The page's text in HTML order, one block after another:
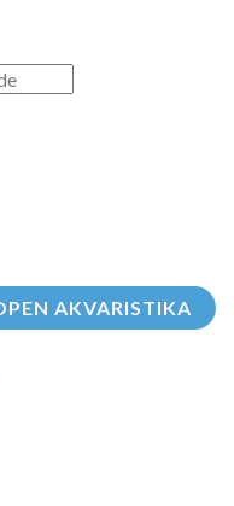
AKVARISTIKA